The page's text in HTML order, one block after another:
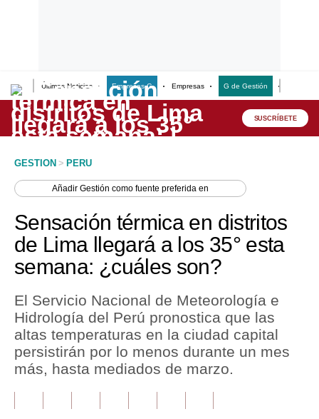
Últimas Noticias Empresas G Empresas G de Gestión
Lo último
Peru Quiosco
Economía
Mercados
Política
Tu Dinero
Finanzas Personales
SUSCRÍBETE
GESTION > PERU
AñadirGestión como fuente preferida en
Sensación térmica en distritos
de Lima llegará a los 35° esta
semana: ¿cuáles son?
El Servicio Nacional de Meteorología e
Hidrología del Perú pronostica que las
altas temperaturas en la ciudad capital
persistirán por lo menos durante un mes
más, hasta mediados de marzo.